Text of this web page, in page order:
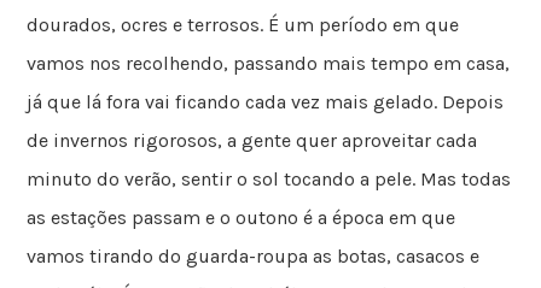
dourados, ocres e terrosos. É um período em que
vamos nos recolhendo, passando mais tempo em casa,
já que lá fora vai ficando cada vez mais gelado. Depois
de invernos rigorosos, a gente quer aproveitar cada
minuto do verão, sentir o sol tocando a pele. Mas todas
as estações passam e o outono é a época em que
vamos tirando do guarda-roupa as botas, casacos e